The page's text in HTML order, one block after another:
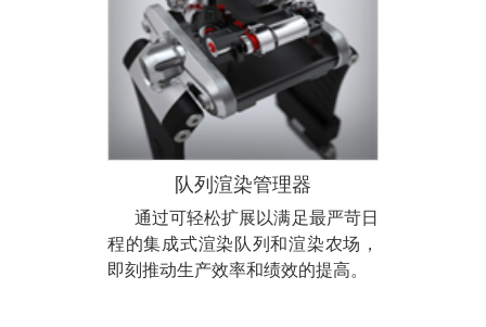
队列渲染管理器
通过可轻松扩展以满足最严苛日
程的集成式渲染队列和渲染农场，
即刻推动生产效率和绩效的提高。